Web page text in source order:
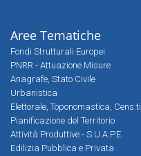
Aree Tematiche
Fondi Strutturali Europei
PNRR - Attuazione Misure
Anagrafe, Stato Civile
Urbanistica
Elettorale, Toponomastica, Cens.ti
Pianificazione del Territorio
Attività Produttive - S.U.A.P.E.
Edilizia Pubblica e Privata